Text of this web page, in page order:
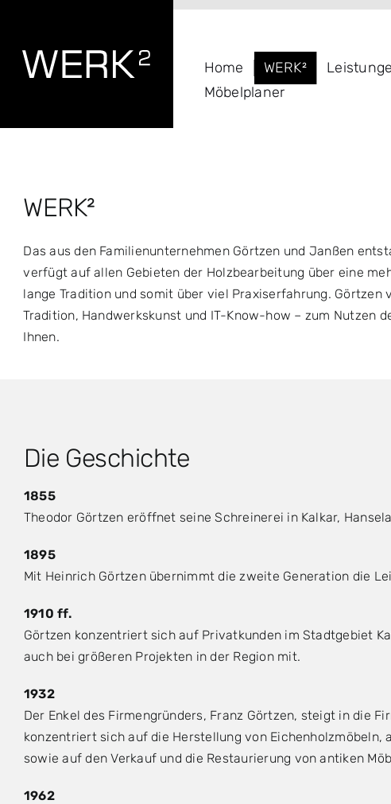
springen
Home WERK²
Möbelplaner
WERK²
Das aus den Familienunternehmen Görtzen und Janßen
verfügt auf allen Gebieten der Holzbearbeitung über eine
lange Tradition und somit über viel Praxiserfahrung. Görtzen
Tradition, Handwerkskunst und IT-Know-how – zum Nutzen
Ihnen.
Die Geschichte
1855
Theodor Görtzen eröffnet seine Schreinerei in Kalkar,
1895
Mit Heinrich Görtzen übernimmt die zweite Generation die
1910 ff.
Görtzen konzentriert sich auf Privatkunden im Stadtgebiet
auch bei größeren Projekten in der Region mit.
1932
Der Enkel des Firmengründers, Franz Görtzen, steigt in die
konzentriert sich auf die Herstellung von Eichenholzmöbeln,
sowie auf den Verkauf und die Restaurierung von antiken
1962